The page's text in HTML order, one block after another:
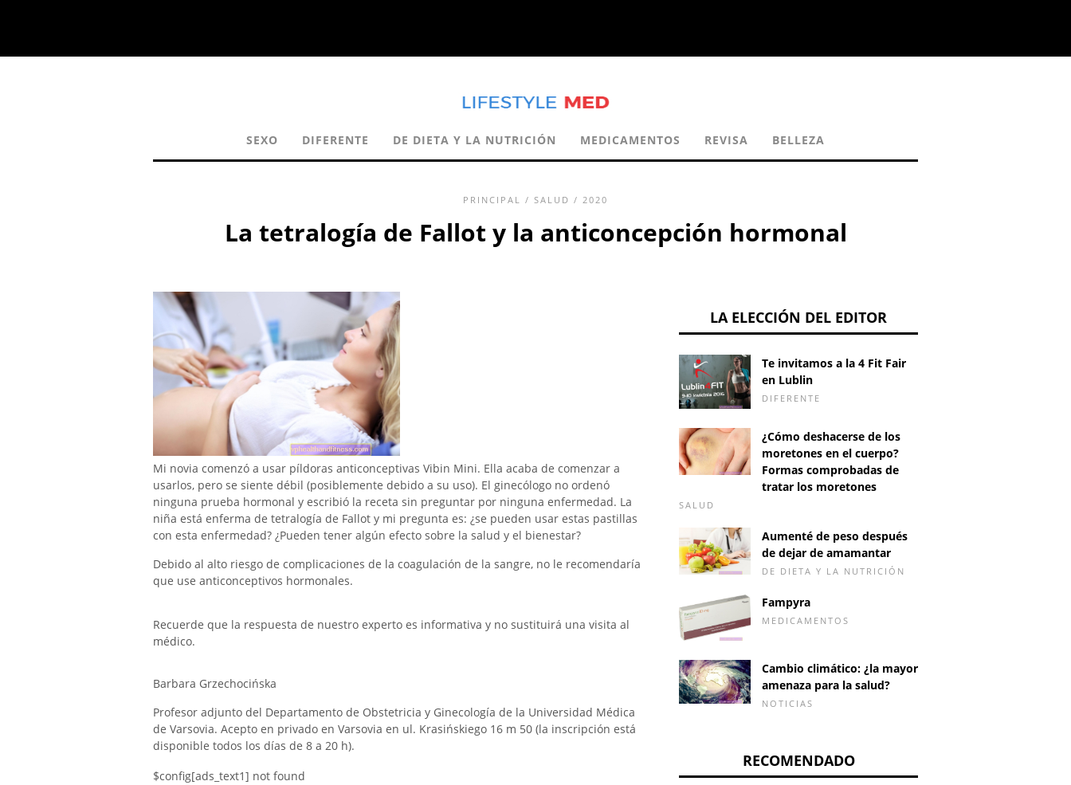
SEXO DIFERENTE DE DIETA Y LA NUTRICIÓN MEDICAMENTOS REVISA BELLEZA
PRINCIPAL / SALUD / 2020
La tetralogía de Fallot y la anticoncepción hormonal
Mi novia comenzó a usar píldoras anticonceptivas Vibin Mini. Ella acaba de comenzar a
usarlos, pero se siente débil (posiblemente debido a su uso). El ginecólogo no ordenó
ninguna prueba hormonal y escribió la receta sin preguntar por ninguna enfermedad. La
niña está enferma de tetralogía de Fallot y mi pregunta es: ¿se pueden usar estas pastillas
con esta enfermedad? ¿Pueden tener algún efecto sobre la salud y el bienestar?
Debido al alto riesgo de complicaciones de la coagulación de la sangre, no le recomendaría
que use anticonceptivos hormonales.
Recuerde que la respuesta de nuestro experto es informativa y no sustituirá una visita al
médico.
Barbara Grzechocińska
Profesor adjunto del Departamento de Obstetricia y Ginecología de la Universidad Médica
de Varsovia. Acepto en privado en Varsovia en ul. Krasińskiego 16 m 50 (la inscripción está
disponible todos los días de 8 a 20 h).
$config[ads_text1] not found
LA ELECCIÓN DEL EDITOR
Te invitamos a la 4 Fit Fair
en Lublin
DIFERENTE
¿Cómo deshacerse de los
moretones en el cuerpo?
Formas comprobadas de
tratar los moretones
SALUD
Aumenté de peso después
de dejar de amamantar
DE DIETA Y LA NUTRICIÓN
Fampyra
MEDICAMENTOS
Cambio climático: ¿la mayor
amenaza para la salud?
NOTICIAS
RECOMENDADO